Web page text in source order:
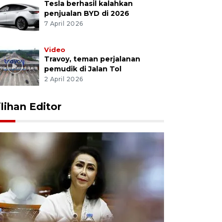
Tesla berhasil kalahkan
penjualan BYD di 2026
7 April 2026
Video
Travoy, teman perjalanan
pemudik di Jalan Tol
2 April 2026
Editor